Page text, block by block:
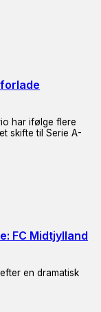
har ifølge flere
skifte til Serie A-
FC Midtjylland
en dramatisk